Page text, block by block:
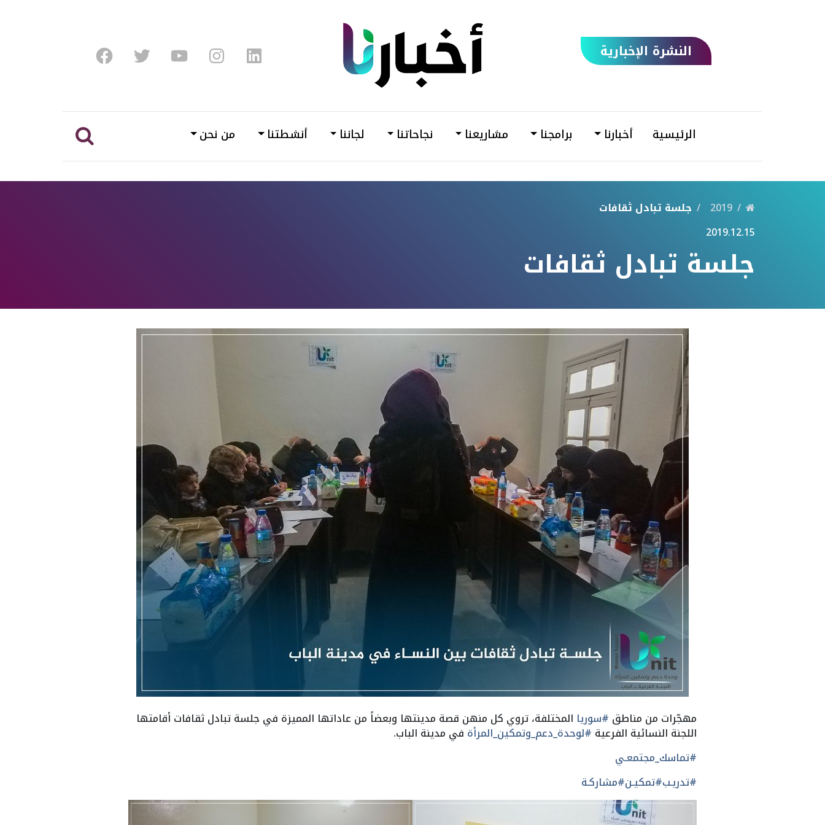
النشرة الإخبارية
–
وحدة
وتمكين
المرأة
FacebookTwitterYoutubeInstagramLinkedin
الرئيسية أخبارنا برامجنا مشاريعنا نجاحاتنا لجاننا أنشطتنا من نحن
2019
جلسة تبادل ثقافات
2019.12.15
جلسة تبادل ثقافات
مهجّرات من مناطق #سوريا المختلفة، تروي كل منهن قصة مدينتها وبعضاً من عاداتها المميزة في جلسة تبادل ثقافات أقامتها
اللجنة النسائية الفرعية #لوحدة_دعم_وتمكين_المرأة في مدينة الباب.
#تماسك_مجتمعـي
#تدريـب#تمكيـن#مشاركـة